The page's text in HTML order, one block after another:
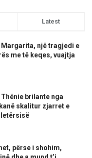
Latest
një tragjedi e
me të keqes, vuajtja
brilante nga
skalitur zjarret e
përse i shohim,